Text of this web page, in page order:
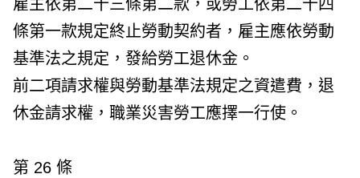
雇主依第二十三條第二款，或勞工依第二十四
條第一款規定終止勞動契約者，雇主應依勞動
基準法之規定，發給勞工退休金。
前二項請求權與勞動基準法規定之資遣費，退
休金請求權，職業災害勞工應擇一行使。
第 26 條